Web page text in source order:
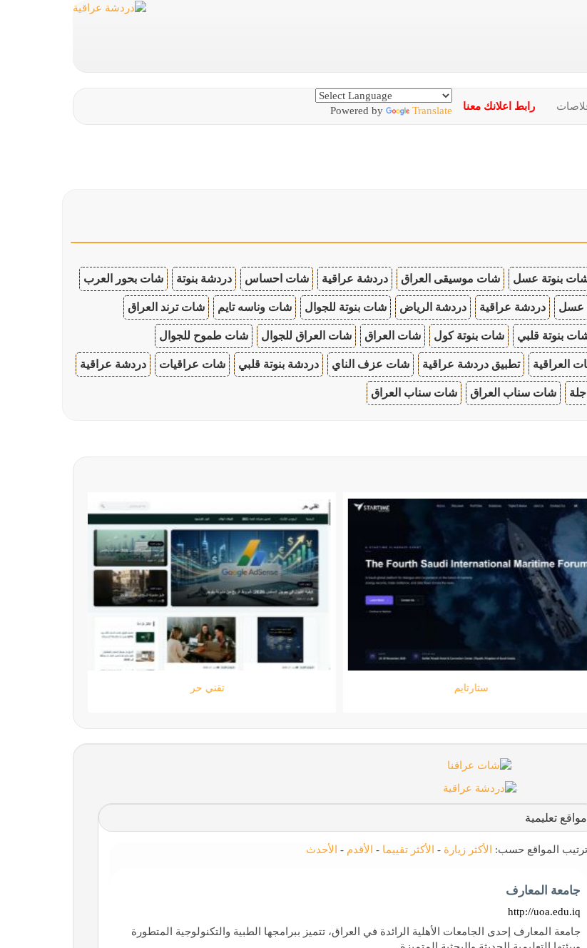
رابط اعلانك معنا Powered by Translate
بنوتة عسل شات موسيقى العراق دردشة عراقية شات احساس دردشة بنوتة شات بحور العرب
عسل دردشة عراقية دردشة الرياض شات بنوتة للجوال شات وناسه تايم شات ترند العراق
بنوتة قلبي شات بنوتة كول شات العراق شات العراق للجوال شات طموح للجوال
العراقية تطبيق دردشة عراقية شات عزف الناي دردشة بنوتة قلبي شات عراقيات دردشة عراقية
شات سناب العراق شات سناب العراق
ستارتايم جامعة المعارف
مواقع تعليمية
ترتيب المواقع حسب: الأكثر زيارة - الأكثر تقييما - الأقدم - الأحدث
جامعة المعارف
http://uoa.edu.iq
جامعة المعارف إحدى الجامعات الأهلية الرائدة في العراق، تتميز ببرامجها الطبية والتكنولوجية المتطورة